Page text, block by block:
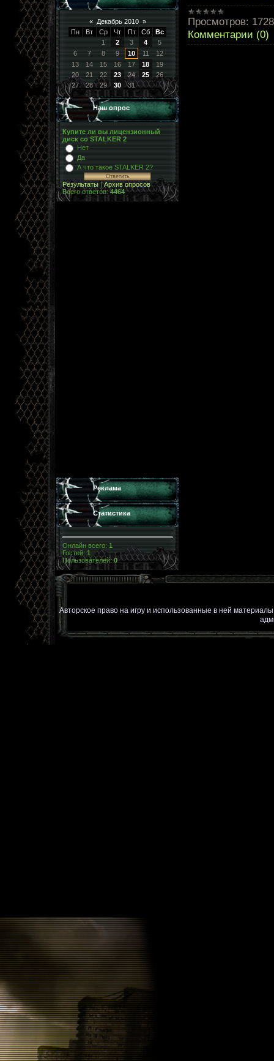
« Декабрь 2010 »
Пн
Вт Ср Чт Пт Сб
Вс
1
2 3 4
5
6
7 8 9 10 11
12
13
14 15 16 17 18
19
20
21 22 23 24 25
26
27
28 29 30 31
Наш опрос
Купите ли вы лицензионный
диск со STALKER 2
Нет
Да
А что такое STALKER 2?
Результаты|Архив опросов
Всего ответов:4464
Реклама
Статистика
Онлайн всего: 1
Гостей: 1
Пользователей:0
Просмотров: 1728
Комментарии (0)
Авторское право на игру и использованные в ней